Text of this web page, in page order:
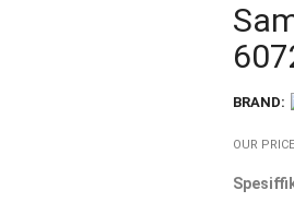
BRAND:
OUR PRICE